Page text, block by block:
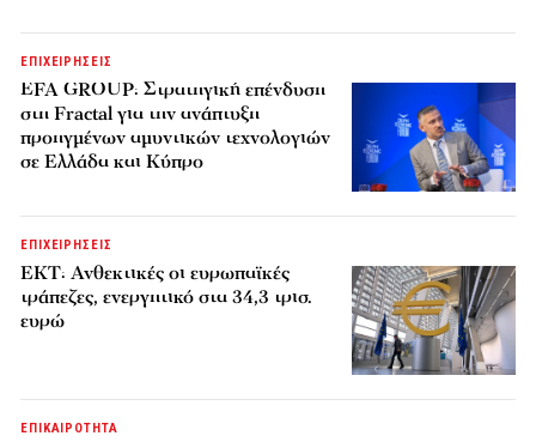
ΕΠΙΧΕΙΡΗΣΕΙΣ
EFA GROUP: Στρατηγική επένδυση
στη Fractal για την ανάπτυξη
προηγμένων αμυντικών τεχνολογιών
σε Ελλάδα και Κύπρο
ΕΠΙΧΕΙΡΗΣΕΙΣ
ΕΚΤ: Ανθεκτικές οι ευρωπαϊκές
τράπεζες, ενεργητικό στα 34,3 τρισ.
ευρώ
ΕΠΙΚΑΙΡΟΤΗΤΑ